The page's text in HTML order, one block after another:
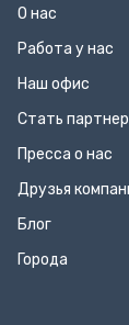
О нас
Работа у нас
Наш офис
Стать
Пресса о нас
Друзья
Блог
Города